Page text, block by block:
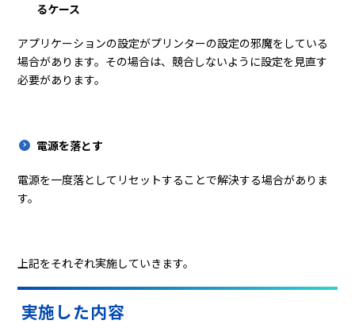
るケース
アプリケーションの設定がプリンターの設定の邪魔をしている
場合があります。その場合は、競合しないように設定を見直す
必要があります。
電源を落とす
電源を一度落としてリセットすることで解決する場合がありま
す。
上記をそれぞれ実施していきます。
実施した内容